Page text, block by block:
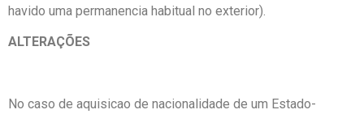
havido uma permanencia habitual no exterior).
ALTERAÇÕES
No caso de aquisicao de nacionalidade de um Estado-